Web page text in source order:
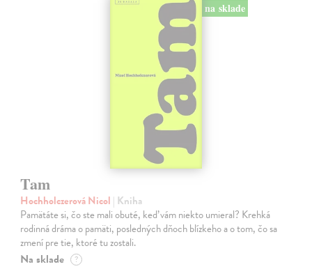
na sklade
Tam
Hochholczerová Nicol | Kniha
Pamätáte si, čo ste mali obuté, keď vám niekto umieral? Krehká
rodinná dráma o pamäti, posledných dňoch blízkeho a o tom, čo sa
zmení pre tie, ktoré tu zostali.
Na sklade ?